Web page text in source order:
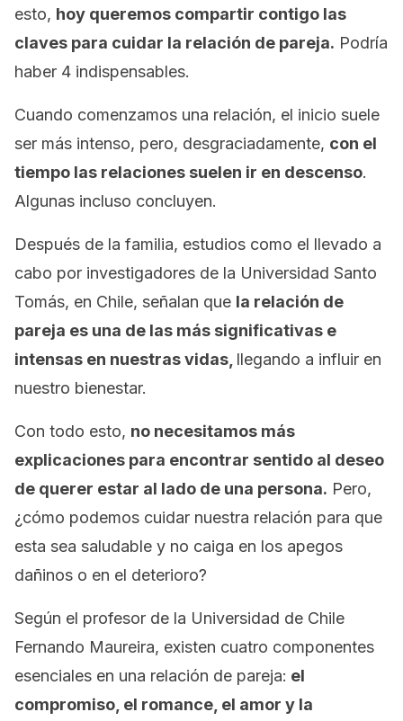
esto, hoy queremos compartir contigo las
claves para cuidar la relación de pareja. Podría
haber 4 indispensables.
Cuando comenzamos una relación, el inicio suele
ser más intenso, pero, desgraciadamente, con el
tiempo las relaciones suelen ir en descenso.
Algunas incluso concluyen.
Después de la familia, estudios como el llevado a
cabo por investigadores de la Universidad Santo
Tomás, en Chile, señalan que la relación de
pareja es una de las más significativas e
intensas en nuestras vidas, llegando a influir en
nuestro bienestar.
Con todo esto, no necesitamos más
explicaciones para encontrar sentido al deseo
de querer estar al lado de una persona. Pero,
¿cómo podemos cuidar nuestra relación para que
esta sea saludable y no caiga en los apegos
dañinos o en el deterioro?
Según el profesor de la Universidad de Chile
Fernando Maureira, existen cuatro componentes
esenciales en una relación de pareja: el
compromiso, el romance, el amor y la